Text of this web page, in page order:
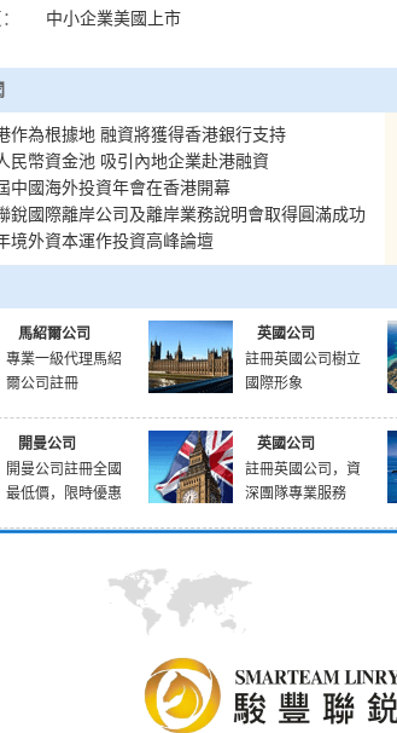
中小企業美國上市
作為根據地 融資將獲得香港銀行支持
民幣資金池 吸引內地企業赴港融資
中國海外投資年會在香港開幕
銳國際離岸公司及離岸業務說明會取得圓滿成功
境外資本運作投資高峰論壇
馬紹爾公司
專業一級代理馬紹
爾公司註冊
英國公司
註冊英國公司樹立
國際形象
開曼公司
開曼公司註冊全國
最低價，限時優惠
英國公司
註冊英國公司，資
深團隊專業服務